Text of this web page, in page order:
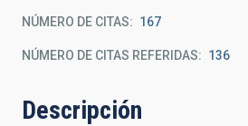
NÚMERO DE CITAS 167
NÚMERO DE CITAS REFERIDAS 136
Descripción